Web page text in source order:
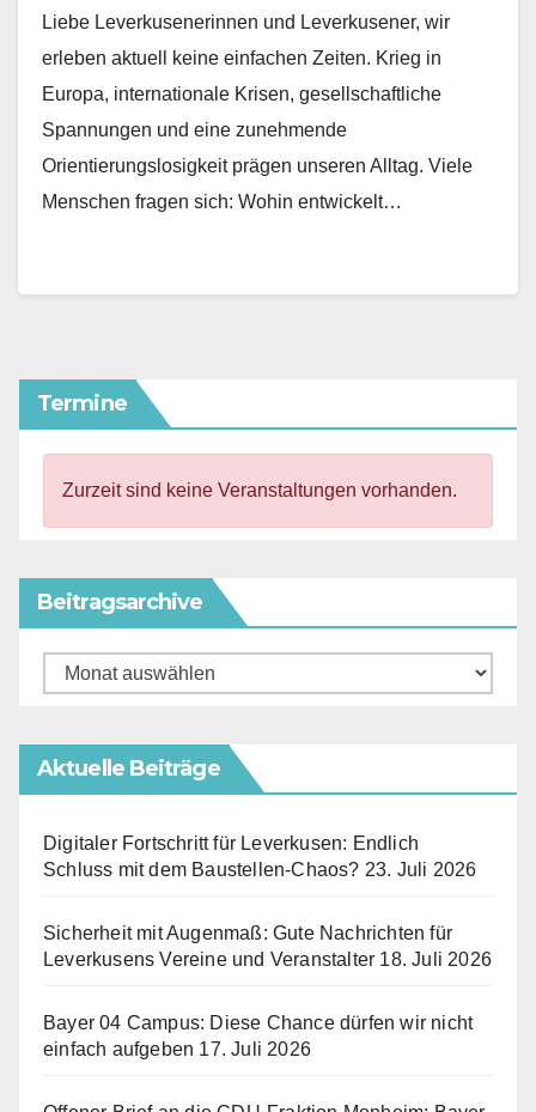
Liebe Leverkusenerinnen und Leverkusener, wir
erleben aktuell keine einfachen Zeiten. Krieg in
Europa, internationale Krisen, gesellschaftliche
Spannungen und eine zunehmende
Orientierungslosigkeit prägen unseren Alltag. Viele
Menschen fragen sich: Wohin entwickelt…
Termine
Zurzeit sind keine Veranstaltungen vorhanden.
Beitragsarchive
Beitragsarchive
Aktuelle Beiträge
Digitaler Fortschritt für Leverkusen: Endlich
Schluss mit dem Baustellen-Chaos? 23. Juli 2026
Sicherheit mit Augenmaß: Gute Nachrichten für
Leverkusens Vereine und Veranstalter 18. Juli 2026
Bayer 04 Campus: Diese Chance dürfen wir nicht
einfach aufgeben 17. Juli 2026